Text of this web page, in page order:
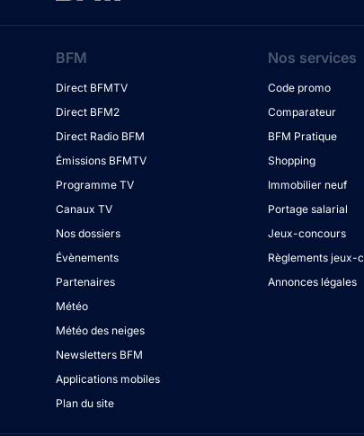
BFM
Direct BFMTV
Direct BFM2
Direct Radio BFM
Émissions BFMTV
Programme TV
Canaux TV
Nos dossiers
Évènements
Partenaires
Météo
Météo des neiges
Newsletters BFM
Applications mobiles
Plan du site
Nos services
Code promo
Comparateur
BFM Pratique
Shopping
Immobilier neuf
Portage salarial
Jeux-concours
Règlements jeux-
Annonces légales